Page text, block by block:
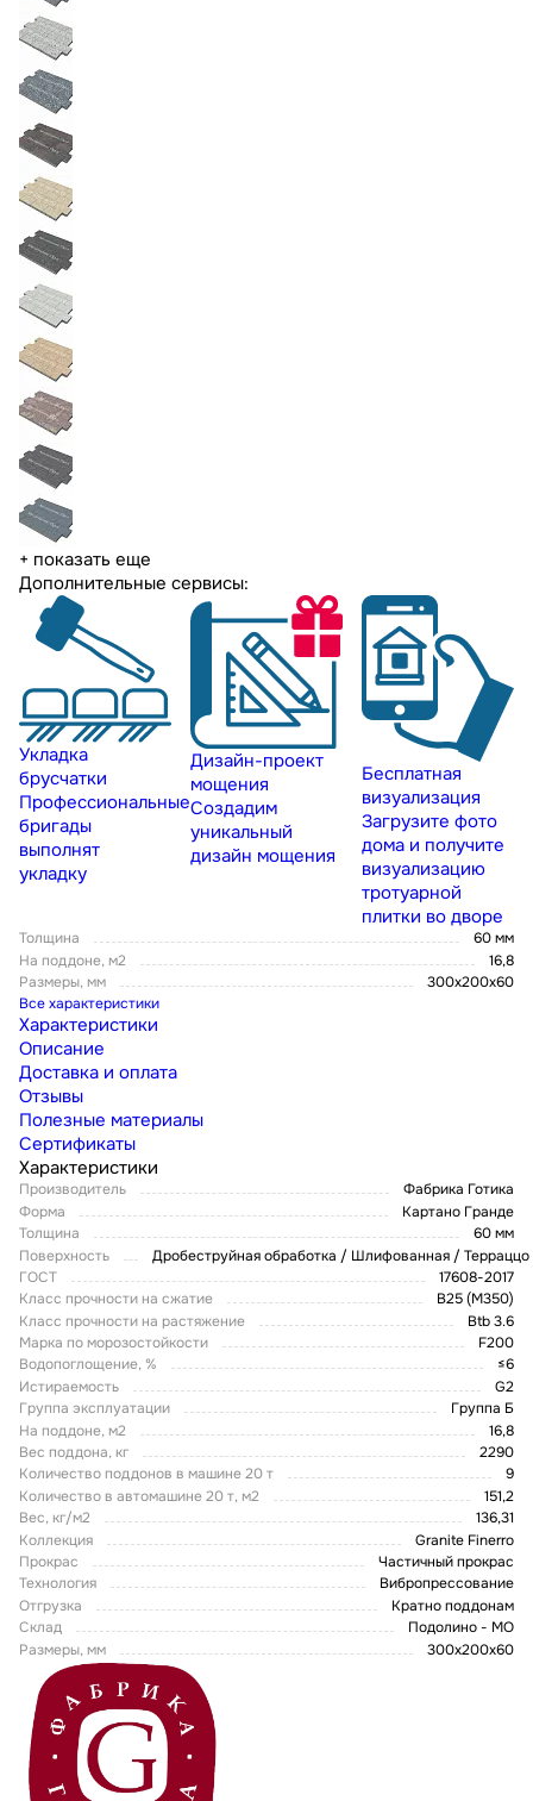
+ показать еще
Дополнительные сервисы:
Укладка
брусчатки
Профессиональные
бригады
выполнят
укладку
Дизайн-проект
мощения
Создадим
уникальный
дизайн мощения
Бесплатная
визуализация
Загрузите фото
дома и получите
визуализацию
тротуарной
плитки во дворе
Толщина
60 мм
На поддоне, м2
16,8
Размеры, мм
300х200х60
Все характеристики
Характеристики
Описание
Доставка и оплата
Отзывы
Полезные материалы
Сертификаты
Характеристики
Производитель
Фабрика Готика
Форма
Картано Гранде
Толщина
60 мм
Поверхность
Дробеструйная обработка / Шлифованная / Терраццо
ГОСТ
17608-2017
Класс прочности на сжатие
В25 (М350)
Класс прочности на растяжение
Btb 3.6
Марка по морозостойкости
F200
Водопоглощение, %
≤6
Истираемость
G2
Группа эксплуатации
Группа Б
На поддоне, м2
16,8
Вес поддона, кг
2290
Количество поддонов в машине 20 т
9
Количество в автомашине 20 т, м2
151,2
Вес, кг/м2
136,31
Коллекция
Granite Finerro
Прокрас
Частичный прокрас
Технология
Вибропрессование
Отгрузка
Кратно поддонам
Склад
Подолино - МО
Размеры, мм
300х200х60